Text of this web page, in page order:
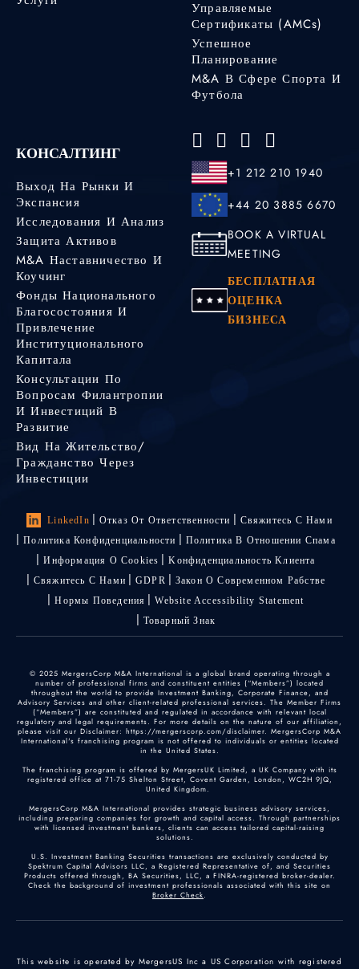
Управляемые
Сертификаты (AMCs)
Успешное
Планирование
M&A В Сфере Спорта И
Футбола
КОНСАЛТИНГ
Выход На Рынки И
Экспансия
Исследования И Анализ
Защита Активов
M&A Наставничество И
Коучинг
Фонды Национального
Благосостояния И
Привлечение
Институционального
Капитала
Консультации По
Вопросам Филантропии
И Инвестиций В
Развитие
Вид На Жительство/
Гражданство Через
Инвестиции
+1 212 210 1940
+44 20 3885 6670
BOOK A VIRTUAL
MEETING
БЕСПЛАТНАЯ
ОЦЕНКА
БИЗНЕСА
LinkedIn Отказ От Ответственности
Свяжитесь С Нами
Политика Конфиденциальности
Политика В Отношении Спама
Информация О Cookies
Kонфиденциальность Kлиента
Свяжитесь С Нами
GDPR
Закон О Современном Рабстве
Нормы Поведения
Website Accessibility Statement
Товарный Знак
© 2025 MergersCorp M&A International is a global brand operating through a
number of professional firms and constituent entities (“Members”) located
throughout the world to provide Investment Banking, Corporate Finance, and
Advisory Services and other client-related professional services. The Member Firms
(“Members”) are constituted and regulated in accordance with relevant local
regulatory and legal requirements. For more details on the nature of our affiliation,
please visit our Disclaimer: https://mergerscorp.com/disclaimer. MergersCorp M&A
International's franchising program is not offered to individuals or entities located
in the United States.
The franchising program is offered by MergersUK Limited, a UK Company with its
registered office at 71-75 Shelton Street, Covent Garden, London, WC2H 9JQ,
United Kingdom.
MergersCorp M&A International provides strategic business advisory services,
including preparing companies for growth and capital access. Through partnerships
with licensed investment bankers, clients can access tailored capital-raising
solutions.
U.S. Investment Banking Securities transactions are exclusively conducted by
Spektrum Capital Advisors LLC, a Registered Representative of, and Securities
Products offered through, BA Securities, LLC, a FINRA-registered broker-dealer.
Check the background of investment professionals associated with this site on
Broker Check.
This website is operated by MergersUS Inc a US Corporation with registered